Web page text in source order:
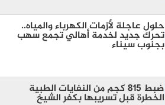
حلول عاجلة لأزمات الكهرباء والمياه..
تحرك جديد لخدمة أهالي تجمع سهب
بجنوب سيناء
ضبط 815 كجم من النفايات الطبية
الخطرة قبل تسريبها بكفر الشيخ